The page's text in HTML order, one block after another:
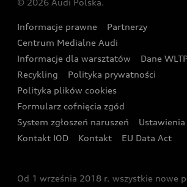
Wyszukaj najbliższego Partnera Audi
Oferta dla przedsiębiorców
Oferta dla klientów prywatnych
Kalkulator rat
Ubezpieczenie
Audi exclusive
Zasięg
Gwarancja
Akcje serwisowe Audi
Katalog online akcesoriów
Audi i Muzeum Sztuki Nowoczesnej w
Audi driving experience
Audi quattro Cup
Audi i Puchar Świata w Skokach
Zakopanem
© 2026 Audi Polska.
Informacje prawne
Partnerzy
Centrum Medialne Audi
Informacje dla warsztatów
Dane
Recykling
Polityka prywatności
Polityka plików cookies
Formularz cofnięcia zgód
System zgłoszeń naruszeń
Kontakt IOD
Kontakt EU Data Act
Od 1 września 2018 r. wszystkie nowe